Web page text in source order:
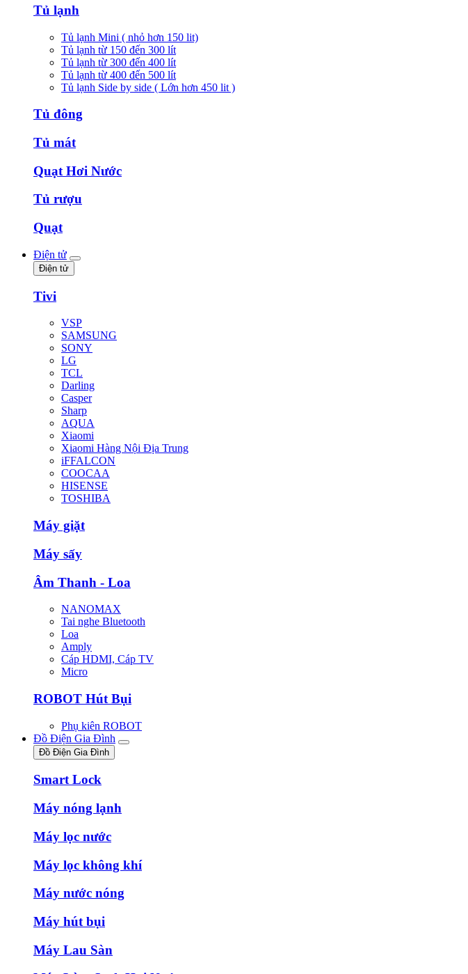
Tủ lạnh
Tủ lạnh Mini ( nhỏ hơn 150 lit)
Tủ lạnh từ 150 đến 300 lít
Tủ lạnh từ 300 đến 400 lít
Tủ lạnh từ 400 đến 500 lít
Tủ lạnh Side by side ( Lớn hơn 450 lit )
Tủ đông
Tủ mát
Quạt Hơi Nước
Tủ rượu
Quạt
Điện tử
Điện tử
Tivi
VSP
SAMSUNG
SONY
LG
TCL
Darling
Casper
Sharp
AQUA
Xiaomi
Xiaomi Hàng Nội Địa Trung
iFFALCON
COOCAA
HISENSE
TOSHIBA
Máy giặt
Máy sấy
Âm Thanh - Loa
NANOMAX
Tai nghe Bluetooth
Loa
Amply
Cáp HDMI, Cáp TV
Micro
ROBOT Hút Bụi
Phụ kiên ROBOT
Đồ Điện Gia Đình
Đồ Điện Gia Đình
Smart Lock
Máy nóng lạnh
Máy lọc nước
Máy lọc không khí
Máy nước nóng
Máy hút bụi
Máy Lau Sàn